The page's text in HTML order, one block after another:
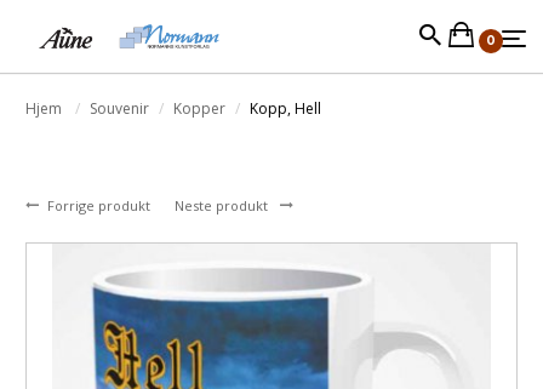
0
Hjem Souvenir Kopper Kopp, Hell
Forrige produkt Neste produkt